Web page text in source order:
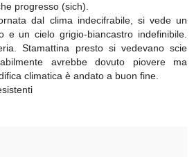
progresso (sich).
dal clima indecifrabile, si vede un
e un cielo grigio-biancastro indefinibile.
Stamattina presto si vedevano scie
avrebbe dovuto piovere ma
climatica è andato a buon fine.